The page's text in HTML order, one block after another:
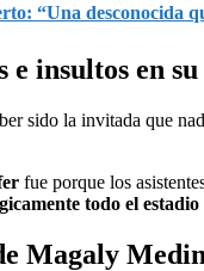
“Una desconocida
insultos en
sido la invitada que
fue porque los
todo el
Magaly